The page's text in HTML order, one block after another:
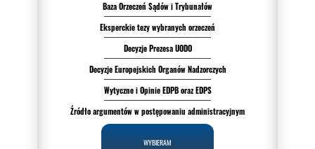
Baza Orzeczeń Sądów i Trybunałów
Eksperckie tezy wybranych orzeczeń
Decyzje Prezesa UODO
Decyzje Europejskich Organów Nadzorczych
Wytyczne i Opinie EDPB oraz EDPS
Źródło argumentów w postępowaniu administracyjnym
WYBIERAM